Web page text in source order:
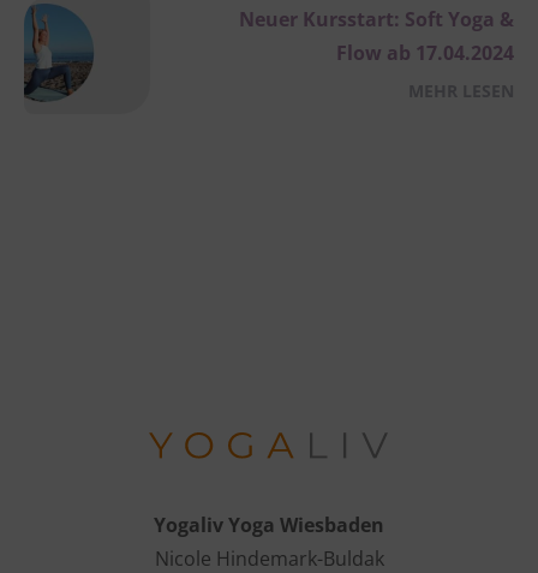
Neuer Kursstart: Soft Yoga &
Flow ab 17.04.2024
Yogaliv Yoga Wiesbaden
Nicole Hindemark-Buldak